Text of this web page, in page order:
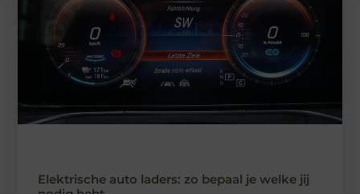
Elektrische auto laders: zo bepaal je welke jij